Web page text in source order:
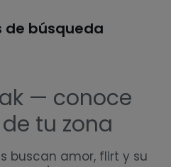
de búsqueda
— conoce
tu zona
buscan amor, flirt y su